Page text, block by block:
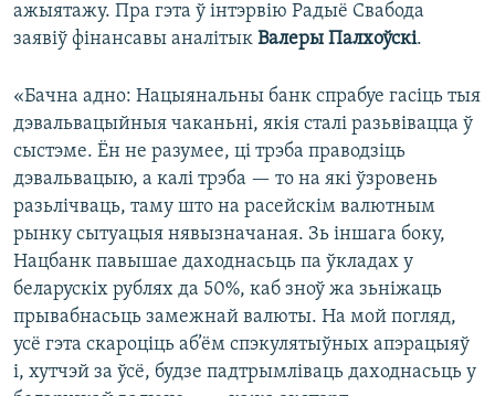
ажыятажу. Пра гэта ў інтэрвію Радыё Свабода
заявіў фінансавы аналітык Валеры Палхоўскі.
«Бачна адно: Нацыянальны банк спрабуе гасіць тыя
дэвальвацыйныя чаканьні, якія сталі разьвівацца ў
сыстэме. Ён не разумее, ці трэба праводзіць
дэвальвацыю, а калі трэба — то на які ўзровень
разьлічваць, таму што на расейскім валютным
рынку сытуацыя нявызначаная. Зь іншага боку,
Нацбанк павышае даходнасьць па ўкладах у
беларускіх рублях да 50%, каб зноў жа зьніжаць
прывабнасьць замежнай валюты. На мой погляд,
усё гэта скароціць аб’ём спэкулятыўных апэрацыяў
і, хутчэй за ўсё, будзе падтрымліваць даходнасьць у